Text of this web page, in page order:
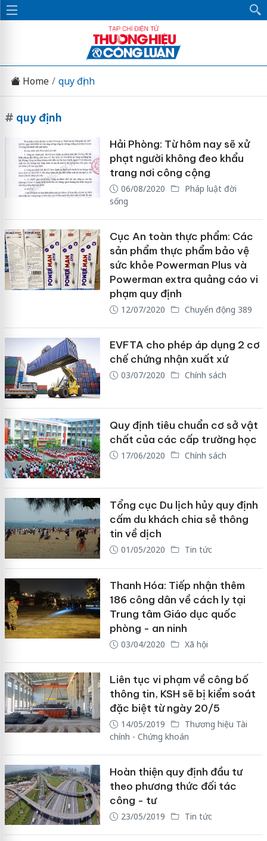
Home quy định
# quy định
Hải Phòng: Từ hôm nay sẽ xử
phạt người không đeo khẩu
trang nơi công cộng
06/08/2020
Pháp luật đời
sống
Cục An toàn thực phẩm: Các
sản phẩm thực phẩm bảo vệ
sức khỏe Powerman Plus và
Powerman extra quảng cáo vi
phạm quy định
12/07/2020 Chuyển động 389
EVFTA cho phép áp dụng 2 cơ
chế chứng nhận xuất xứ
03/07/2020 Chính sách
Quy định tiêu chuẩn cơ sở vật
chất của các cấp trường học
17/06/2020 Chính sách
Tổng cục Du lịch hủy quy định
cấm du khách chia sẻ thông
tin về dịch
01/05/2020 Tin tức
Thanh Hóa: Tiếp nhận thêm
186 công dân về cách ly tại
Trung tâm Giáo dục quốc
phòng - an ninh
03/04/2020 Xã hội
Liên tục vi phạm về công bố
thông tin, KSH sẽ bị kiểm soát
đặc biệt từ ngày 20/5
14/05/2019
Thương hiệu Tài
chính - Chứng khoán
Hoàn thiện quy định đầu tư
theo phương thức đối tác
công - tư
23/05/2019 Tin tức